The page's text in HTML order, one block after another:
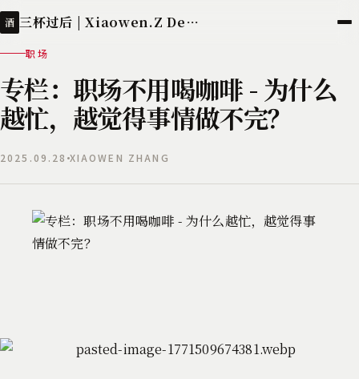
酒 三杯过后 | Xiaowen.Z Deployed
职场
专栏：职场不用喝咖啡 - 为什么
越忙，越觉得事情做不完？
2025.09.28 XIAOWEN ZHANG